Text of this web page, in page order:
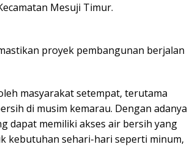
Mesuji Timur.
proyek pembangunan berjalan
masyarakat setempat, terutama
di musim kemarau. Dengan adanya
dapat memiliki akses air bersih yang
kebutuhan sehari-hari seperti minum,